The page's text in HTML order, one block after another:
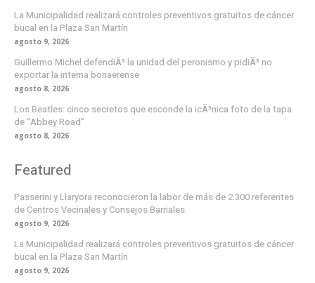
La Municipalidad realizará controles preventivos gratuitos de cáncer
bucal en la Plaza San Martín
agosto 9, 2026
Guillermo Michel defendiÃ³ la unidad del peronismo y pidiÃ³ no
exportar la interna bonaerense
agosto 8, 2026
Los Beatles: cinco secretos que esconde la icÃ³nica foto de la tapa
de “Abbey Road”
agosto 8, 2026
Featured
Passerini y Llaryora reconocieron la labor de más de 2.300 referentes
de Centros Vecinales y Consejos Barriales
agosto 9, 2026
La Municipalidad realizará controles preventivos gratuitos de cáncer
bucal en la Plaza San Martín
agosto 9, 2026